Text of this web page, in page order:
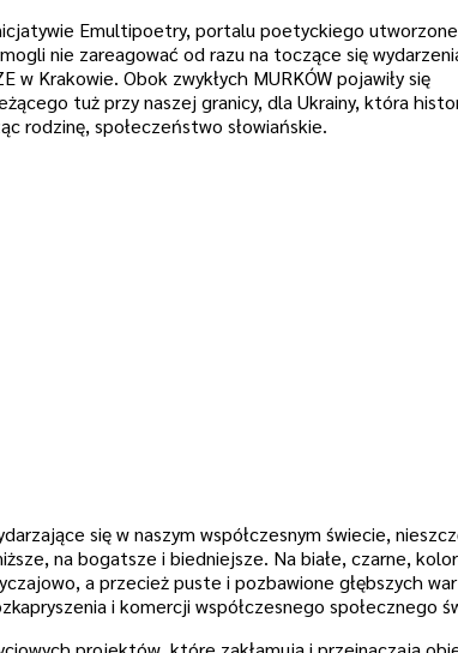
Emultipoetry, portalu poetyckiego
nie zareagować od razu na toczące się
w Krakowie. Obok zwykłych MURKÓW pojawiły się
tuż przy naszej granicy, dla Ukrainy, która
rodzinę, społeczeństwo słowiańskie.
się w naszym współczesnym świecie,
na bogatsze i biedniejsze. Na białe, czarne,
a przecież puste i pozbawione głębszych
i komercji współczesnego społecznego